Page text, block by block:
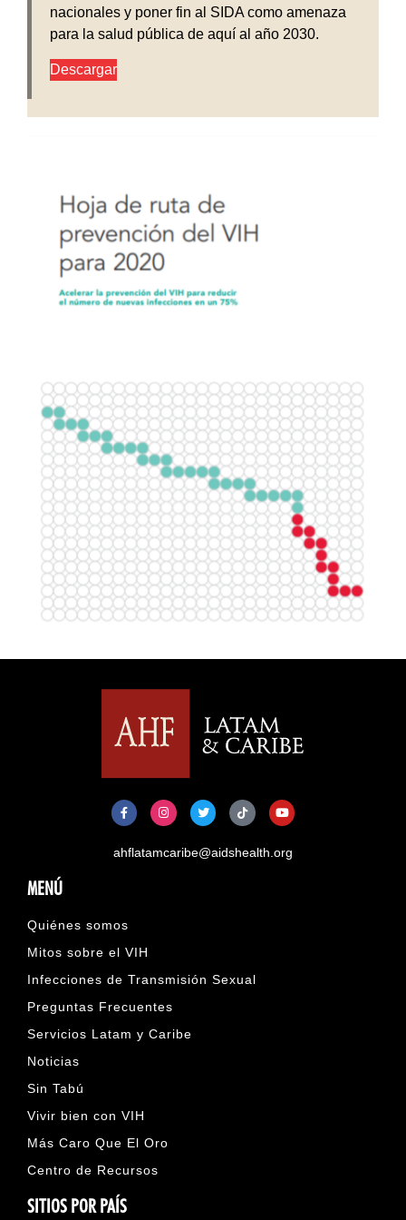
nacionales y poner fin al SIDA como amenaza
para la salud pública de aquí al año 2030.
Descargar
ahflatamcaribe@aidshealth.org
MENÚ
Quiénes somos
Mitos sobre el VIH
Infecciones de Transmisión Sexual
Preguntas Frecuentes
Servicios Latam y Caribe
Noticias
Sin Tabú
Vivir bien con VIH
Más Caro Que El Oro
Centro de Recursos
SITIOS POR PAÍS